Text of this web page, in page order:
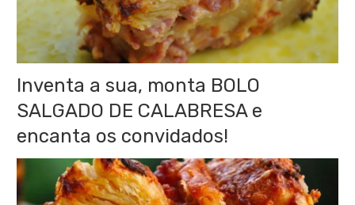
Inventa a sua, monta BOLO
SALGADO DE CALABRESA e
encanta os convidados!